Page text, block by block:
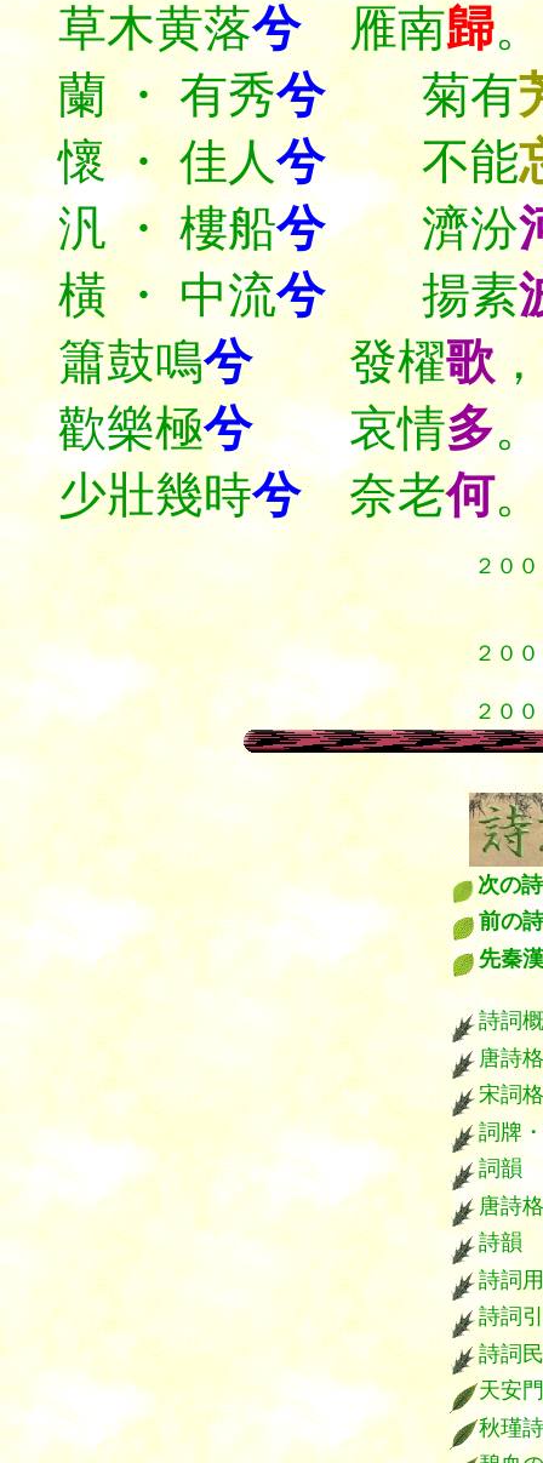
草木黄落兮雁南歸。
蘭 ・ 有秀兮菊有
懷 ・ 佳人兮不能
汎 ・ 樓船兮濟汾
橫 ・ 中流兮揚素
簫鼓鳴兮發櫂歌，
歡樂極兮哀情多。
少壯幾時兮奈老何。
２０
１
２０
３
２０
漢詩
次の
前の
先秦
詩詞
唐詩
宋詞
詞牌
詞韻
唐詩
詩韻
詩詞
詩詞
詩詞
天安
秋瑾